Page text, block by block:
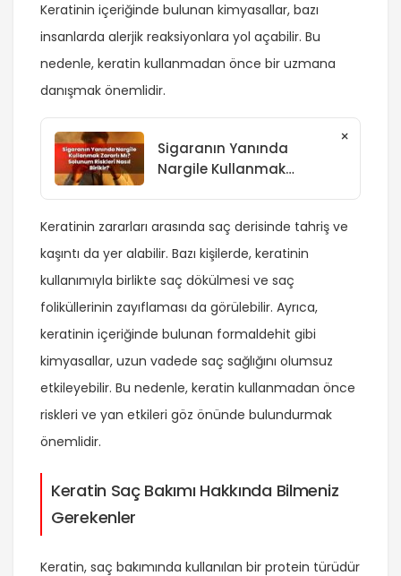
Keratinin içeriğinde bulunan kimyasallar, bazı
insanlarda alerjik reaksiyonlara yol açabilir. Bu
nedenle, keratin kullanmadan önce bir uzmana
danışmak önemlidir.
Sigaranın Yanında
Nargile Kullanmak
×
Keratinin zararları arasında saç derisinde tahriş ve
kaşıntı da yer alabilir. Bazı kişilerde, keratinin
kullanımıyla birlikte saç dökülmesi ve saç
foliküllerinin zayıflaması da görülebilir. Ayrıca,
keratinin içeriğinde bulunan formaldehit gibi
kimyasallar, uzun vadede saç sağlığını olumsuz
etkileyebilir. Bu nedenle, keratin kullanmadan önce
riskleri ve yan etkileri göz önünde bulundurmak
önemlidir.
Keratin Saç Bakımı Hakkında Bilmeniz
Gerekenler
Keratin, saç bakımında kullanılan bir protein türüdür